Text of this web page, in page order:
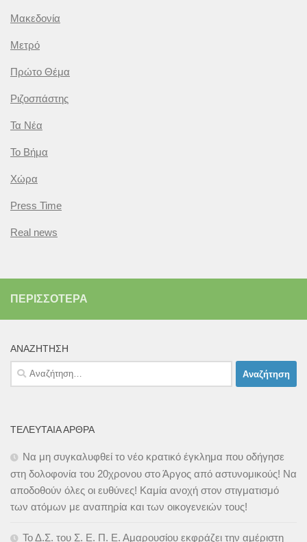
Μακεδονία
Μετρό
Πρώτο Θέμα
Ριζοσπάστης
Τα Νέα
Το Βήμα
Χώρα
Press Time
Real news
ΠΕΡΙΣΣΌΤΕΡΑ
ΑΝΑΖΉΤΗΣΗ
Αναζήτηση
για:
ΤΕΛΕΥΤΑΊΑ ΆΡΘΡΑ
Να μη συγκαλυφθεί το νέο κρατικό έγκλημα που οδήγησε
στη δολοφονία του 20χρονου στο Άργος από αστυνομικούς! Να
αποδοθούν όλες οι ευθύνες! Καμία ανοχή στον στιγματισμό
των ατόμων με αναπηρία και των οικογενειών τους!
Το Δ.Σ. του Σ. Ε. Π. Ε. Αμαρουσίου εκφράζει την αμέριστη